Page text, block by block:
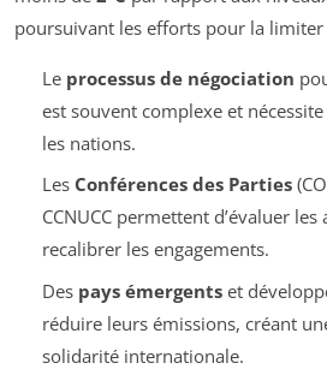
poursuivant les efforts pour la limiter
Le processus de négociation
est souvent complexe et
les nations.
Les Conférences des Parties
CCNUCC permettent d’évaluer les
recalibrer les engagements.
Des pays émergentset
réduire leurs émissions, créant
solidarité internationale.